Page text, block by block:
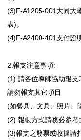
(3)F-A1205-001大同大
表)。
(4)F-A2400-401支付證
2.報支注意事項:
(1) 請各位導師協助報支
請勿報支其它項目
(如餐具、文具、照片、
(2) 報帳方式請務必參考
(3)報支之發票或收據請